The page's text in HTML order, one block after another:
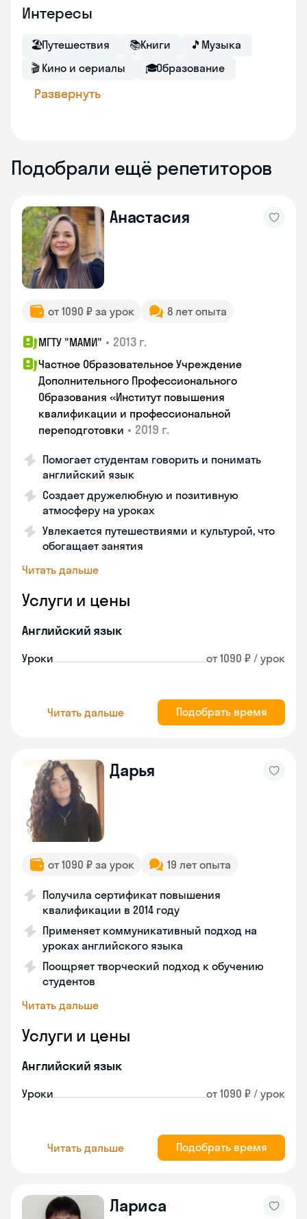
Интересы
🏖Путешествия 📚Книги 🎵 Музыка
🎬 Кино и сериалы 🎓Образование
Развернуть
Подобрали ещё репетиторов
Анастасия
от 1090 ₽ за урок 8 лет опыта
МГТУ "МАМИ" • 2013 г.
Частное Образовательное Учреждение
Дополнительного Профессионального
Образования «Институт повышения
квалификации и профессиональной
переподготовки • 2019 г.
Помогает студентам говорить и понимать
английский язык
Создает дружелюбную и позитивную
атмосферу на уроках
Увлекается путешествиями и культурой, что
обогащает занятия
Читать дальше
Услуги и цены
Английский язык
Уроки от 1090 ₽ / урок
Читать дальше Подобрать время
Дарья
от 1090 ₽ за урок 19 лет опыта
Получила сертификат повышения
квалификации в 2014 году
Применяет коммуникативный подход на
уроках английского языка
Поощряет творческий подход к обучению
студентов
Читать дальше
Услуги и цены
Английский язык
Уроки от 1090 ₽ / урок
Читать дальше Подобрать время
Лариса